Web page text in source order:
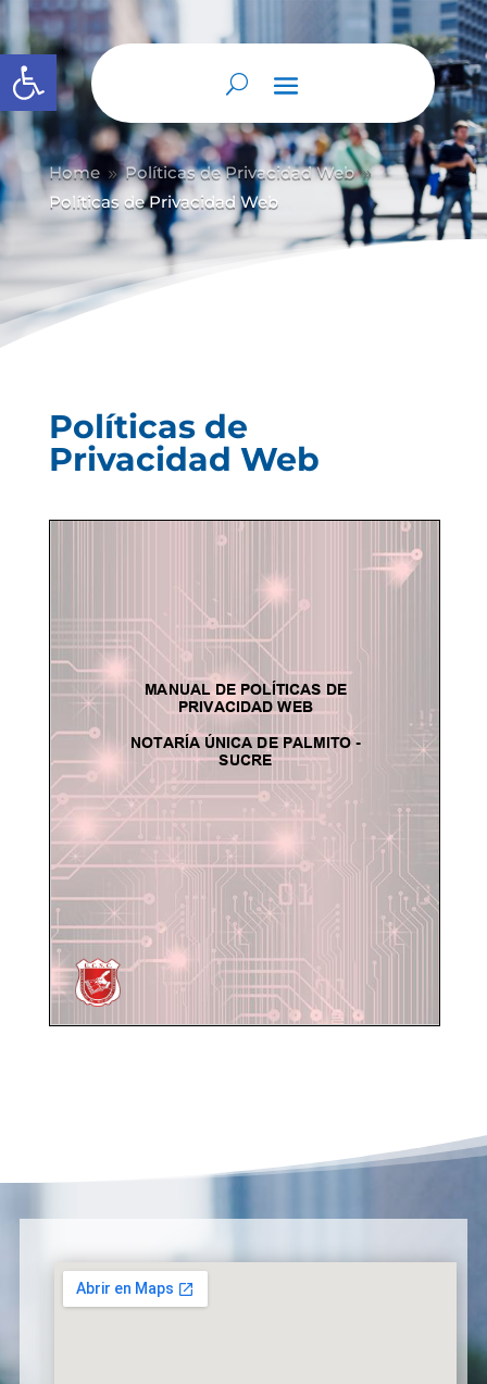
Abrir barra de herramientas
Home 9 Políticas de Privacidad Web 9
Políticas de Privacidad Web
Políticas de
Privacidad Web